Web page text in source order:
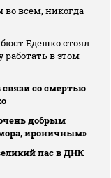
всем, никогда
Едешко стоял
в этом
со смертью
добрым
ироничным»
пас в ДНК